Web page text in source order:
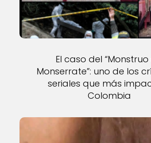
El caso del
Monserrate”: uno de los
seriales que más
Colombia